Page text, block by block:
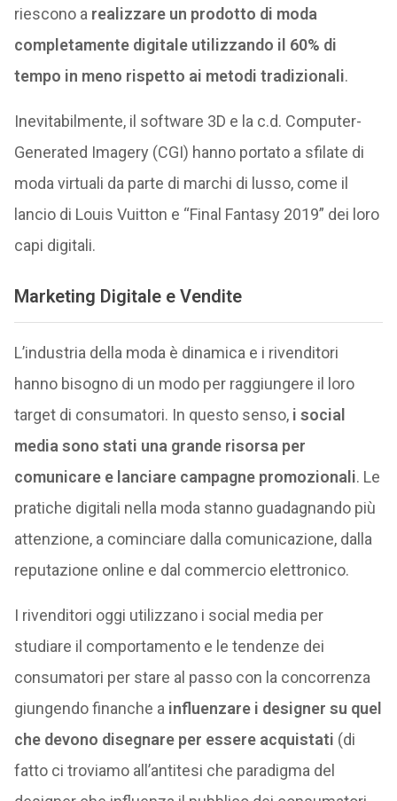
riescono a realizzare un prodotto di moda
completamente digitale utilizzando il 60% di
tempo in meno rispetto ai metodi tradizionali.
Inevitabilmente, il software 3D e la c.d. Computer-
Generated Imagery (CGI) hanno portato a sfilate di
moda virtuali da parte di marchi di lusso, come il
lancio di Louis Vuitton e “Final Fantasy 2019” dei loro
capi digitali.
Marketing Digitale e Vendite
L’industria della moda è dinamica e i rivenditori
hanno bisogno di un modo per raggiungere il loro
target di consumatori. In questo senso,i social
media sono stati una grande risorsa per
comunicare e lanciare campagne promozionali. Le
pratiche digitali nella moda stanno guadagnando più
attenzione, a cominciare dalla comunicazione, dalla
reputazione online e dal commercio elettronico.
I rivenditori oggi utilizzano i social media per
studiare il comportamento e le tendenze dei
consumatori per stare al passo con la concorrenza
giungendo finanche a influenzare i designer su quel
che devono disegnare per essere acquistati (di
fatto ci troviamo all’antitesi che paradigma del